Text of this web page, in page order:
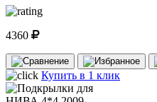
4360
Купить в 1 клик